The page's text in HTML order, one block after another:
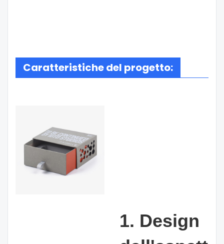
Caratteristiche del progetto:
1. Design